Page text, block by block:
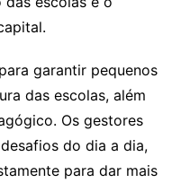
garantir pequenos
das escolas, além
Os gestores
do dia a dia,
para dar mais